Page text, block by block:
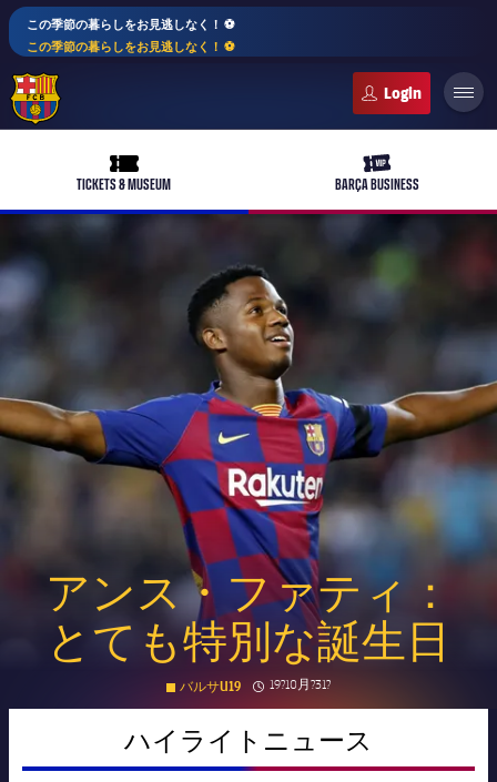
この季節の暮らしをお見逃しなく！ ⚽️
この季節の暮らしをお見逃しなく！ ⚽️
ticket-full
TICKETS & MUSEUM
ticket-vip
BARÇA BUSINESS
plusicon
label.aria.plus
バルサアカデミー
plusicon
label.aria.plus
レジェンド
監督
プレスパス
アンス・ファティ：
とても特別な誕生日
バルサU19 clock
Published news
19?10月?31?
ハイライトニュース